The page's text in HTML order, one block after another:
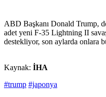
ABD Başkanı Donald Trump,
adet yeni F-35 Lightning II
destekliyor, son aylarda onlara
Kaynak: İHA
#trump #japonya